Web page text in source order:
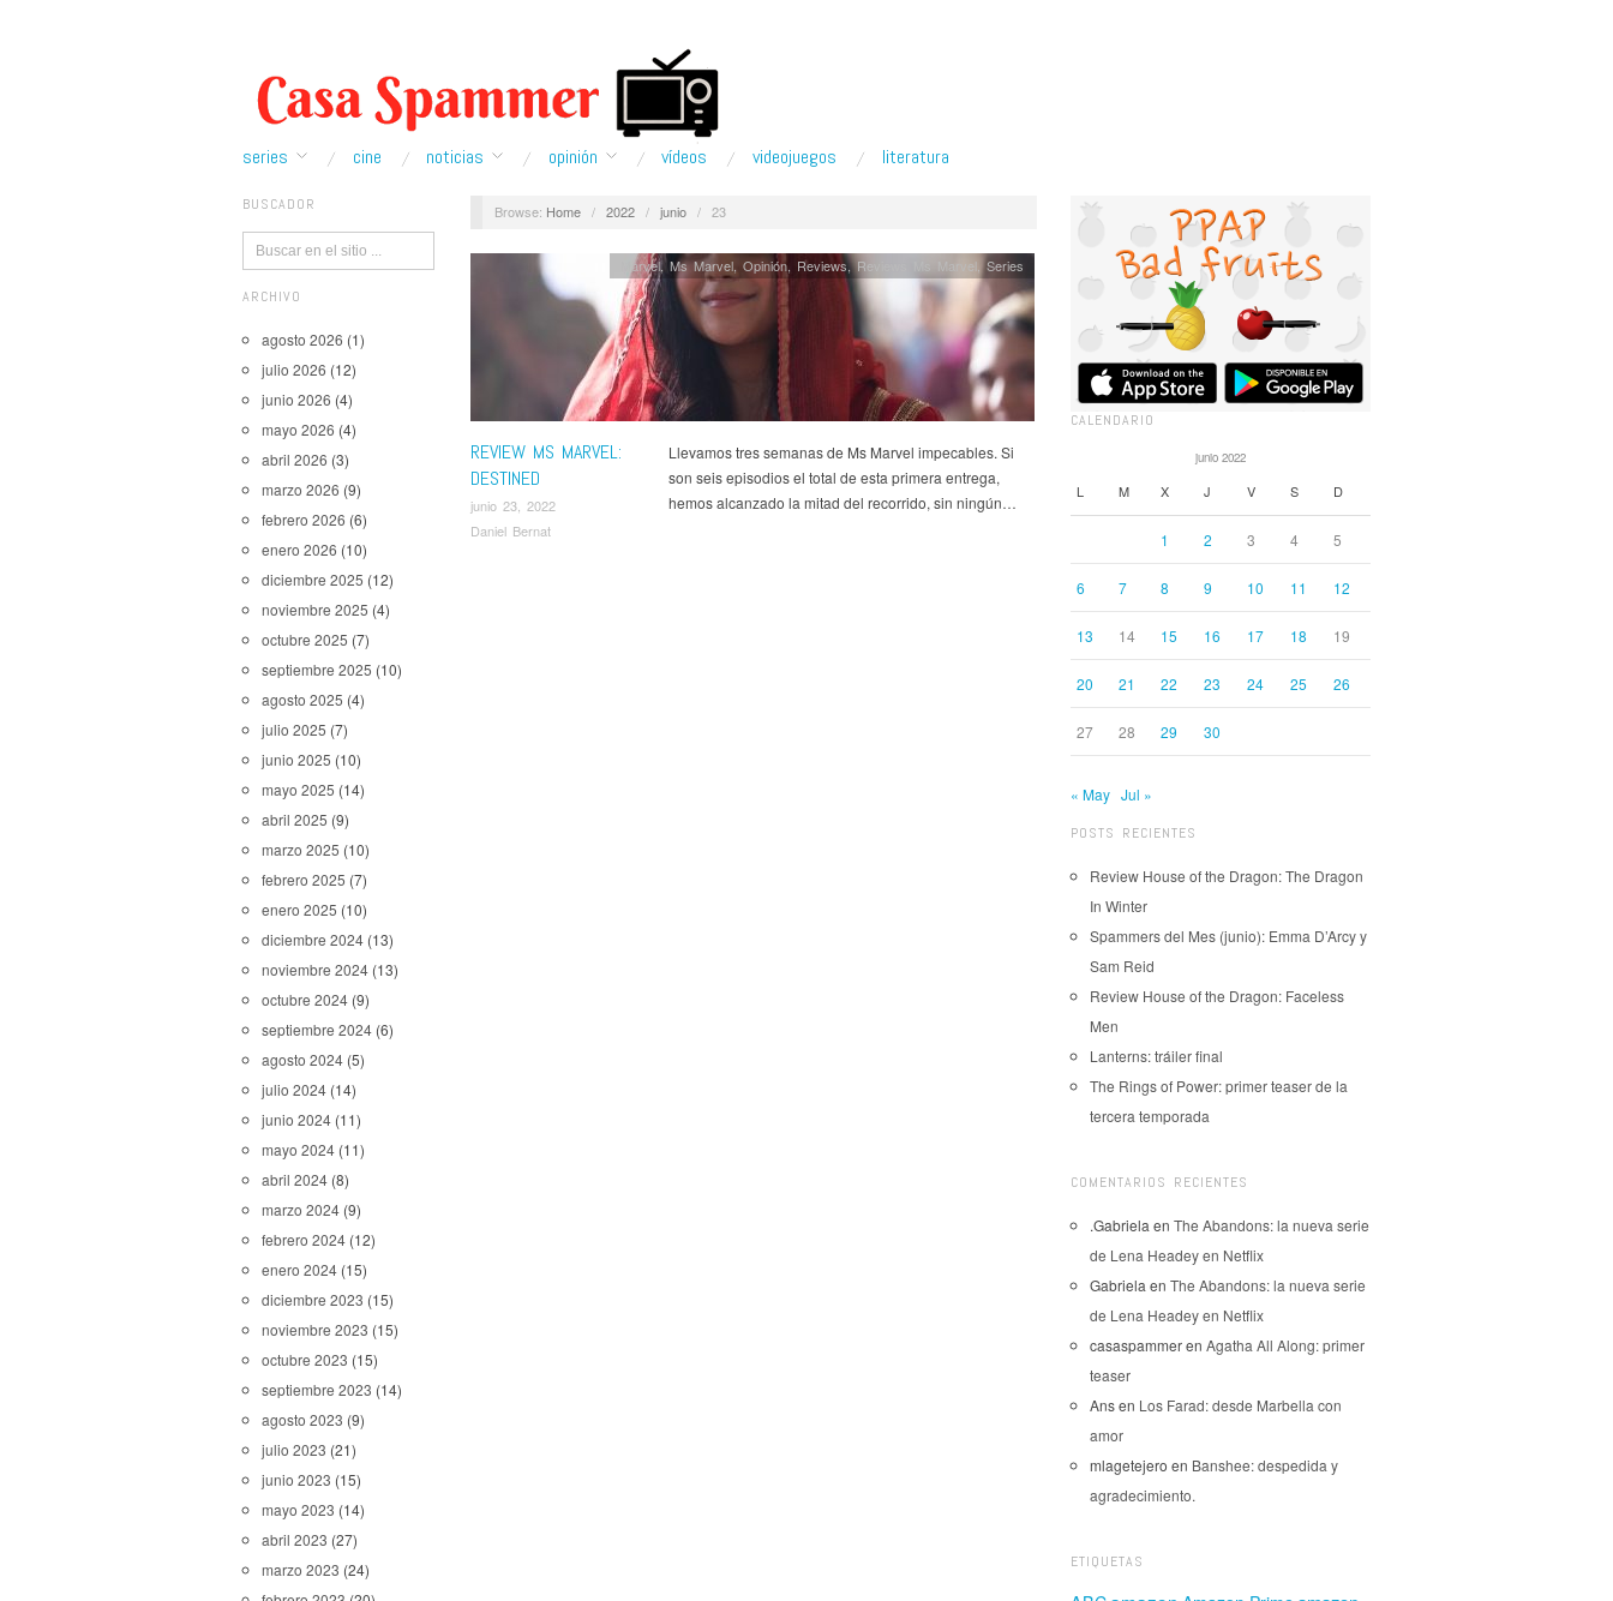
series cine noticias opinión ví­deos videojuegos literatura
BUSCADOR
ARCHIVO
agosto 2026 (1)
julio 2026 (12)
junio 2026 (4)
mayo 2026 (4)
abril 2026 (3)
marzo 2026 (9)
febrero 2026 (6)
enero 2026 (10)
diciembre 2025 (12)
noviembre 2025 (4)
octubre 2025 (7)
septiembre 2025 (10)
agosto 2025 (4)
julio 2025 (7)
junio 2025 (10)
mayo 2025 (14)
abril 2025 (9)
marzo 2025 (10)
febrero 2025 (7)
enero 2025 (10)
diciembre 2024 (13)
noviembre 2024 (13)
octubre 2024 (9)
septiembre 2024 (6)
agosto 2024 (5)
julio 2024 (14)
junio 2024 (11)
mayo 2024 (11)
abril 2024 (8)
marzo 2024 (9)
febrero 2024 (12)
enero 2024 (15)
diciembre 2023 (15)
noviembre 2023 (15)
octubre 2023 (15)
septiembre 2023 (14)
agosto 2023 (9)
julio 2023 (21)
junio 2023 (15)
mayo 2023 (14)
abril 2023 (27)
marzo 2023 (24)
Browse: Home / 2022 / junio / 23
REVIEW MS MARVEL:
DESTINED
junio 23, 2022
Daniel Bernat
Marvel,Ms Marvel ,Opinión, Reviews,Reviews Ms Marvel ,Series
Llevamos tres semanas de Ms Marvel impecables. Si
son seis episodios el total de esta primera entrega,
hemos alcanzado la mitad del recorrido, sin ningún…
CALENDARIO
junio 2022
L M X J V S D
1 2 3 4 5
6 7 8 9 10 11 12
13 14 15 16 17 18 19
20 21 22 23 24 25 26
27 28 29 30
« May Jul »
POSTS RECIENTES
Review House of the Dragon: The Dragon
In Winter
Spammers del Mes (junio): Emma D’Arcy y
Sam Reid
Review House of the Dragon: Faceless
Men
Lanterns: tráiler final
The Rings of Power: primer teaser de la
tercera temporada
COMENTARIOS RECIENTES
.Gabriela en The Abandons: la nueva serie
de Lena Headey en Netflix
Gabriela en The Abandons: la nueva serie
de Lena Headey en Netflix
casaspammeren Agatha All Along: primer
teaser
Ansen Los Farad: desde Marbella con
amor
mlagetejero en Banshee: despedida y
agradecimiento.
ETIQUETAS